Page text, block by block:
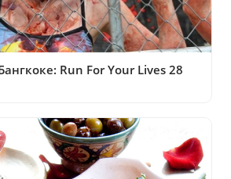
Run For Your Lives 28